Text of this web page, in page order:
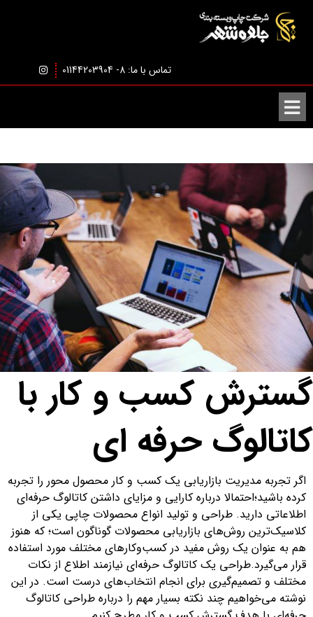
تماس با ما: 8- 01144203904
گسترش کسب و کار با
کاتالوگ حرفه ای
اگر تجربه مدیریت بازاریابی یک کسب و کار محصول محور را تجربه
کرده باشید؛احتمالا درباره کارایی و مزایای داشتن کاتالوگ حرفه‌ای
اطلاعاتی دارید. طراحی و تولید انواع محصولات چاپی یکی از
کلاسیک‌ترین روش‌های بازاریابی محصولات گوناگون است؛ که هنوز
هم به عنوان یک روش مفید در کسب‌وکارهای مختلف مورد استفاده
قرار می‌گیرد.طراحی یک کاتالوگ حرفه‌ای نیازمند اطلاع از نکات
مختلف و تصمیم‌گیری برای انجام انتخاب‌های درست است. در این
نوشته می‌خواهیم چند نکته بسیار مهم را درباره طراحی کاتالوگ